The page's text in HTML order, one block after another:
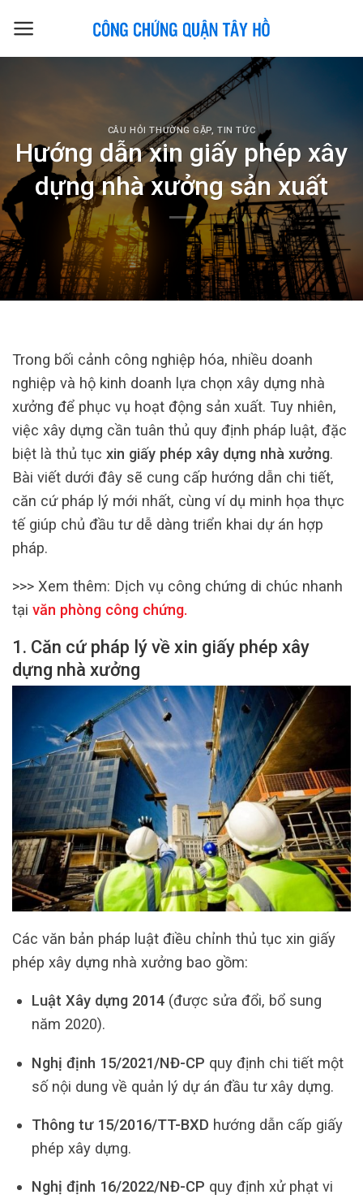
CÂU HỎI THƯỜNG GẶP,TIN TỨC
Hướng dẫn xin giấy phép xây
dựng nhà xưởng sản xuất
Trong bối cảnh công nghiệp hóa, nhiều doanh
nghiệp và hộ kinh doanh lựa chọn xây dựng nhà
xưởng để phục vụ hoạt động sản xuất. Tuy nhiên,
việc xây dựng cần tuân thủ quy định pháp luật, đặc
biệt là thủ tục xin giấy phép xây dựng nhà xưởng.
Bài viết dưới đây sẽ cung cấp hướng dẫn chi tiết,
căn cứ pháp lý mới nhất, cùng ví dụ minh họa thực
tế giúp chủ đầu tư dễ dàng triển khai dự án hợp
pháp.
>>> Xem thêm: Dịch vụ công chứng di chúc nhanh
tại văn phòng công chứng.
1. Căn cứ pháp lý về xin giấy phép xây
dựng nhà xưởng
Các văn bản pháp luật điều chỉnh thủ tục xin giấy
phép xây dựng nhà xưởng bao gồm:
Luật Xây dựng 2014(được sửa đổi, bổ sung
năm 2020).
Nghị định 15/2021/NĐ-CP quy định chi tiết một
số nội dung về quản lý dự án đầu tư xây dựng.
Thông tư 15/2016/TT-BXD hướng dẫn cấp giấy
phép xây dựng.
Nghị định 16/2022/NĐ-CP quy định xử phạt vi